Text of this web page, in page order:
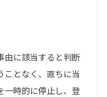
由に該当すると判断
ことなく、直ちに当
一時的に停止し、登